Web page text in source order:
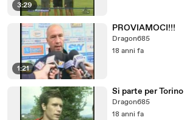
3:29
1:21
PROVIAMOCI!!!
Dragon685
18 anni fa
Si parte per Torino
Dragon685
18 anni fa